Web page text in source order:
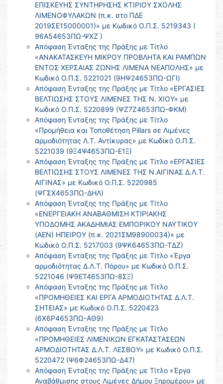
ΕΠΙΣΚΕΥΗΣ ΣΥΝΤΗΡΗΣΗΣ ΚΤΙΡΙΟΥ ΣΧΟΛΗΣ
ΛΙΜΕΝΟΦΥΛΑΚΩΝ (π.κ. στο ΠΔΕ
2019ΣΕ15000001)» με Κωδικό Ο.Π.Σ. 5219343 (
96Α54653ΠΩ-ΨΧΖ )
Απόφαση Ένταξης της Πράξης με Τίτλο
«ΑΝΑΚΑΤΑΣΚΕΥΗ ΜΙΚΡΟΥ ΠΡΟΒΛΗΤΑ ΚΑΙ ΡΑΜΠΩΝ
ΕΝΤΟΣ ΧΕΡΣΑΙΑΣ ΖΩΝΗΣ ΛΙΜΕΝΑ ΝΕΑΠΟΛΗΣ» με
Κωδικό Ο.Π.Σ. 5221021 (9ΗΨ24653ΠΩ-ΩΓΙ)
Απόφαση Ένταξης της Πράξης με Τίτλο «ΕΡΓΑΣΙΕΣ
ΒΕΛΤΙΩΣΗΣ ΣΤΟΥΣ ΛΙΜΕΝΕΣ ΤΗΣ Ν. ΧΙΟΥ» με
Κωδικό Ο.Π.Σ. 5220899 (ΨΖ7Ζ4653ΠΩ-ΦΚΜ)
Απόφαση Ένταξης της Πράξης με Τίτλο
«Προμήθεια και Τοποθέτηση Pillars σε Λιμένες
αρμοδιότητας Λ.Τ. Αντίκυρας» με Κωδικό Ο.Π.Σ.
5221039 (9Ξ4Ψ4653ΠΩ-Ε1Ξ)
Απόφαση Ένταξης της Πράξης με Τίτλο «ΕΡΓΑΣΙΕΣ
ΒΕΛΤΙΩΣΗΣ ΣΤΟΥΣ ΛΙΜΕΝΕΣ ΤΗΣ Ν.ΑΙΓΙΝΑΣ Δ.Λ.Τ.
ΑΙΓΙΝΑΣ» με Κωδικό Ο.Π.Σ. 5220985
(ΨΓΣΧ4653ΠΩ-ΔΗΛ)
Απόφαση Ένταξης της Πράξης με Τίτλο
«ΕΝΕΡΓΕΙΑΚΗ ΑΝΑΒΑΘΜΙΣΗ ΚΤΙΡΙΑΚΗΣ
ΥΠΟΔΟΜΗΣ ΑΚΑΔΗΜΙΑΣ ΕΜΠΟΡΙΚΟΥ ΝΑΥΤΙΚΟΥ
(ΑΕΝ) ΗΠΕΙΡΟΥ (π.κ. 2021ΣΜ98900034)» με
Κωδικό Ο.Π.Σ. 5217003 (9ΨΚ64653ΠΩ-ΤΔΖ)
Απόφαση Ένταξης της Πράξης με Τίτλο «Έργα
αρμοδιότητας Δ.Λ.Τ. Πόρου» με Κωδικό Ο.Π.Σ.
5221046 (Ψ9ΕΤ4653ΠΩ-8ΣΞ)
Απόφαση Ένταξης της Πράξης με Τίτλο
«ΠΡΟΜΗΘΕΙΕΣ ΚΑΙ ΕΡΓΑ ΑΡΜΟΔΙΟΤΗΤΑΣ Δ.Λ.Τ.
ΣΗΤΕΙΑΣ» με Κωδικό Ο.Π.Σ. 5220423
(6Χ6Ρ4653ΠΩ-ΑΘ9)
Απόφαση Ένταξης της Πράξης με Τίτλο
«ΠΡΟΜΗΘΕΙΕΣ ΛΙΜΕΝΙΚΩΝ ΕΓΚΑΤΑΣΤΑΣΕΩΝ
ΑΡΜΟΔΙΟΤΗΤΑΣ Δ.Λ.Τ. ΛΕΣΒΟΥ» με Κωδικό Ο.Π.Σ.
5220472 (Ψ6Φ24653ΠΩ-Δ47)
Απόφαση Ένταξης της Πράξης με Τίτλο «Έργα
Αναβάθμισης στους Λιμένες Δήμου Ξηρομέρου» με